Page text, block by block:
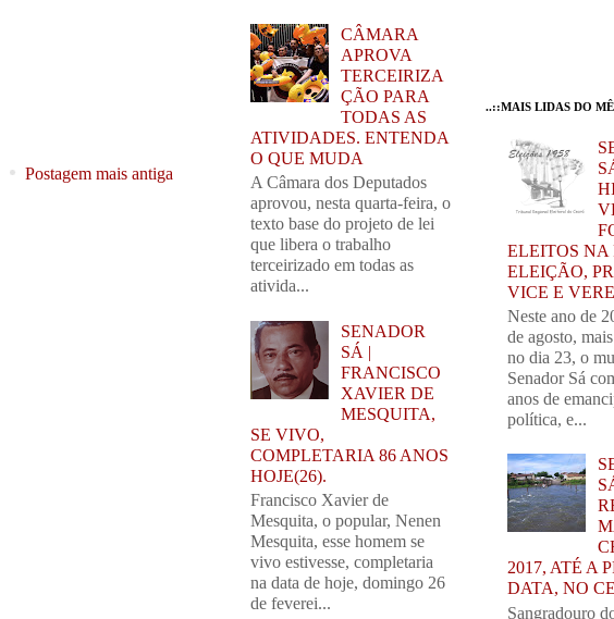
Postagem mais antiga
CÂMARA
APROVA
TERCEIRIZA
ÇÃO PARA
TODAS AS
ATIVIDADES. ENTENDA
O QUE MUDA
A Câmara dos Deputados
aprovou, nesta quarta-feira, o
texto base do projeto de lei
que libera o trabalho
terceirizado em todas as
ativida...
SENADOR
SÁ |
FRANCISCO
XAVIER DE
MESQUITA,
SE VIVO,
COMPLETARIA 86 ANOS
HOJE(26).
Francisco Xavier de
Mesquita, o popular, Nenen
Mesquita, esse homem se
vivo estivesse, completaria
na data de hoje, domingo 26
de feverei...
..::MAIS LIDAS DO
ELEITOS NA
ELEIÇÃO,
VICE E
Neste ano de
de agosto,
no dia 23, o
Senador Sá
anos de
política, e...
2017, ATÉ A
DATA, NO
Sangradouro